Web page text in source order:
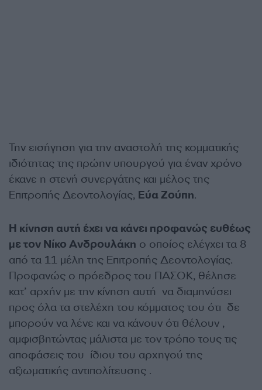
Την εισήγηση για την αναστολή της κομματικής
ιδιότητας της πρώην υπουργού για έναν χρόνο
έκανε η στενή συνεργάτης και μέλος της
Επιτροπής Δεοντολογίας, Εύα Ζούπη.
Η κίνηση αυτή έχει να κάνει προφανώς ευθέως
με τον Νίκο Ανδρουλάκη ο οποίος ελέγχει τα 8
από τα 11 μέλη της Επιτροπής Δεοντολογίας.
Προφανώς ο πρόεδρος του ΠΑΣΟΚ, θέλησε
κατ’ αρχήν με την κίνηση αυτή να διαμηνύσει
προς όλα τα στελέχη του κόμματος του ότι δε
μπορούν να λένε και να κάνουν ότι θέλουν ,
αμφισβητώντας μάλιστα με τον τρόπο τους τις
αποφάσεις του ίδιου του αρχηγού της
αξιωματικής αντιπολίτευσης .